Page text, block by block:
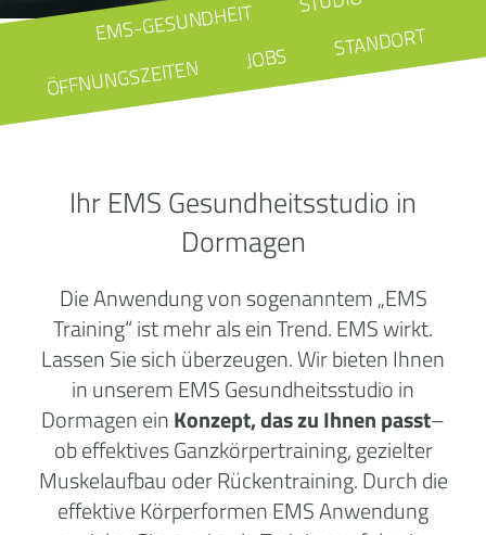
EMS-GESUNDHEIT
ÖFFNUNGSZEITEN JOBS STANDORT
Ihr EMS Gesundheitsstudio in
Dormagen
Die Anwendung von sogenanntem „EMS
Training“ ist mehr als ein Trend. EMS wirkt.
Lassen Sie sich überzeugen. Wir bieten Ihnen
in unserem EMS Gesundheitsstudio in
Dormagen einKonzept, das zu Ihnen passt–
ob effektives Ganzkörpertraining, gezielter
Muskelaufbau oder Rückentraining. Durch die
effektive Körperformen EMS Anwendung